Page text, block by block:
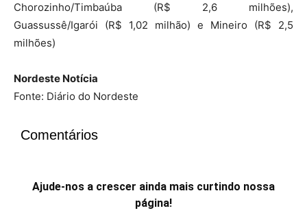
Chorozinho/Timbaúba (R$ 2,6 milhões),
Guassussê/Igarói (R$ 1,02 milhão) e Mineiro (R$ 2,5
milhões)
Nordeste Notícia
Fonte: Diário do Nordeste
Comentários
Ajude-nos a crescer ainda mais curtindo nossa
página!